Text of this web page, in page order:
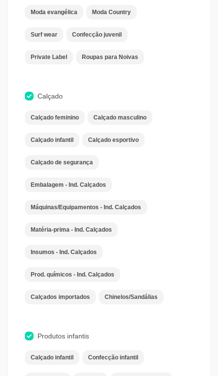
Moda evangélica Moda Country
Surf wear Confecção juvenil
Private Label Roupas para Noivas
Calçado
Calçado feminino Calçado masculino
Calçado infantil Calçado esportivo
Calçado de segurança
Embalagem - Ind. Calçados
Máquinas/Equipamentos - Ind. Calçados
Matéria-prima - Ind. Calçados
Insumos - Ind. Calçados
Prod. químicos - Ind. Calçados
Calçados importados Chinelos/Sandálias
Produtos infantis
Calçado infantil Confecção infantil